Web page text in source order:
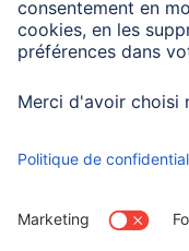
Taille / Format